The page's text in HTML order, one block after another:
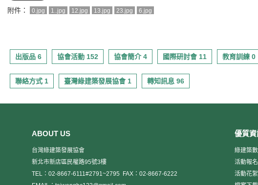
附件：
0.jpg 1..jpg 12.jpg 13.jpg 23.jpg 6.jpg
出版品 6 協會活動 152 協會簡介 4 國際研討會 11 教育訓練 0
聯絡方式 1 臺灣綠建築發展協會 1 轉知訊息 96
ABOUT US
台灣綠建築發展協會
新北市新店區民權路95號3樓
TEL：02-8667-6111#2791~2795
FAX：02-8667-6222
優質資
綠建築
活動報名
活動花絮